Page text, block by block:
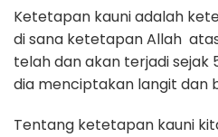
Ketetapan kauni adalah
di sana ketetapan Allah
telah dan akan terjadi sejak
dia menciptakan langit dan
Tentang ketetapan kauni